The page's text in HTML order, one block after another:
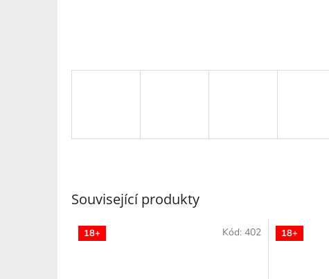
Související produkty
18+ Kód: 402 18+